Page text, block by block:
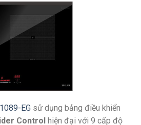
EG sử dụng bảng điều khiển
Control hiện đại với 9 cấp độ